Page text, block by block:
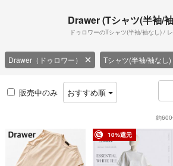
Drawer (Tシャツ(半袖/
ドゥロワーのTシャツ(半袖/袖なし) /
Drawer（ドゥロワー） Tシャツ(半袖/袖なし)
販売中のみ おすすめ順
約
10%還元